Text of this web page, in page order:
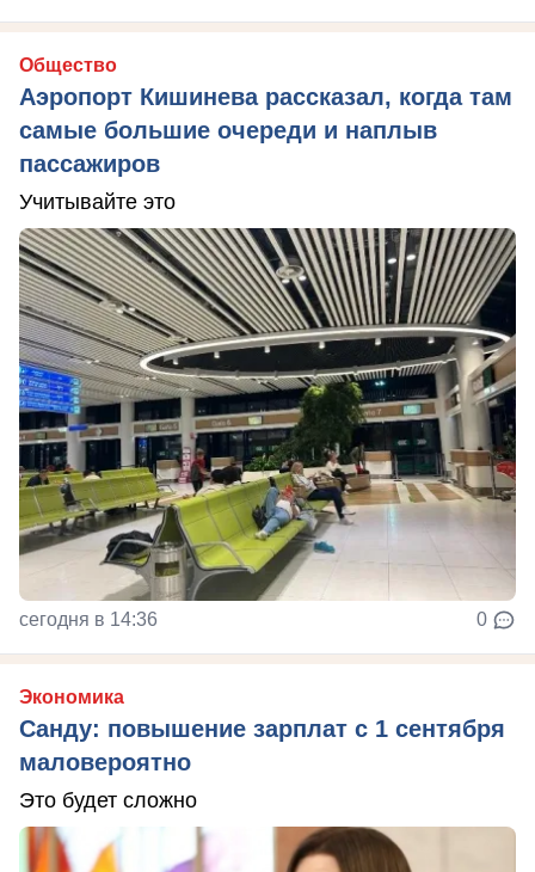
Общество
Аэропорт Кишинева рассказал, когда там
самые большие очереди и наплыв
пассажиров
Учитывайте это
сегодня в 14:36 0
Экономика
Санду: повышение зарплат с 1 сентября
маловероятно
Это будет сложно